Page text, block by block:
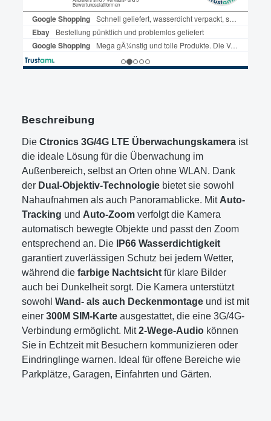
Beschreibung
Die Ctronics 3G/4G LTE Überwachungskamera ist
die ideale Lösung für die Überwachung im
Außenbereich, selbst an Orten ohne WLAN. Dank
der Dual-Objektiv-Technologie bietet sie sowohl
Nahaufnahmen als auch Panoramablicke. Mit Auto-
Tracking und Auto-Zoom verfolgt die Kamera
automatisch bewegte Objekte und passt den Zoom
entsprechend an. Die
IP66 Wasserdichtigkeit
garantiert zuverlässigen Schutz bei jedem Wetter,
während die farbige Nachtsicht für klare Bilder
auch bei Dunkelheit sorgt. Die Kamera unterstützt
sowohl Wand- als auch Deckenmontage und ist mit
einer 300M SIM-Karte ausgestattet, die eine 3G/4G-
Verbindung ermöglicht. Mit2-Wege-Audio können
Sie in Echtzeit mit Besuchern kommunizieren oder
Eindringlinge warnen. Ideal für offene Bereiche wie
Parkplätze, Garagen, Einfahrten und Gärten.